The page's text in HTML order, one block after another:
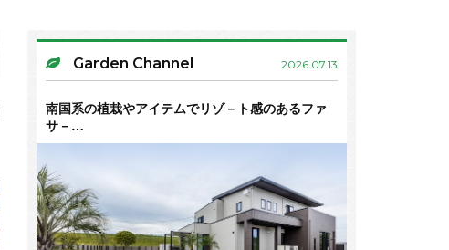
Garden Channel 2026.07.13
南国系の植栽やアイテムでリゾ－ト感のあるファ
サ－…